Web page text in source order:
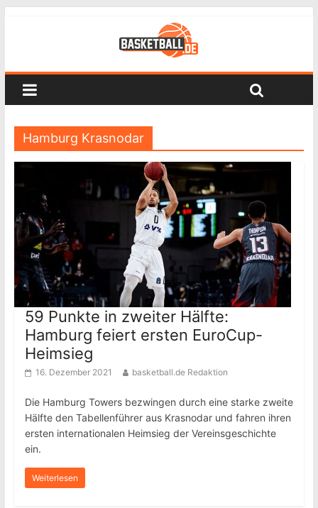
Hamburg Krasnodar
59 Punkte in zweiter Hälfte:
Hamburg feiert ersten EuroCup-
Heimsieg
16. Dezember 2021 basketball.de Redaktion
Die Hamburg Towers bezwingen durch eine starke zweite
Hälfte den Tabellenführer aus Krasnodar und fahren ihren
ersten internationalen Heimsieg der Vereinsgeschichte
ein.
Weiterlesen